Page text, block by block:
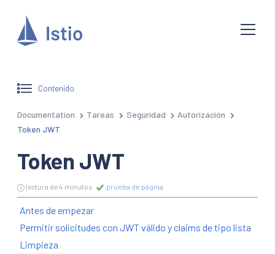
Contenido
Documentation Tareas Seguridad
Autorización
Token JWT
Token JWT
lectura de 4 minutos prueba de página
Antes de empezar
Permitir solicitudes con JWT válido y claims de tipo lista
Limpieza